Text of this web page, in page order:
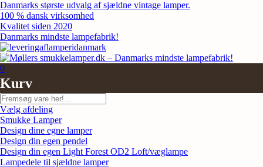
Skip
to
content
Danmarks største udvalg af sjældne vintage lamper.
100 % dansk virksomhed
Kvalitet siden 2020
Danmarks mindste lampefabrik!
0
Kurv
Søg
Vælg afdeling
Smukke Lamper
Design dine egne lamper
Design din egen pendel
Design din egen Light Forest OD2 Loft/væglampe
Lampedele til sjældne lamper